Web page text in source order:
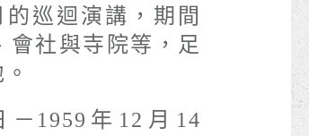
巡迴演講，期間
會社與寺院等，足
1959年12月14